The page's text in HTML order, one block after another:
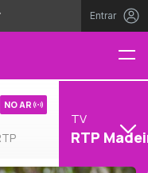
Entrar
NO AR
TV
RTP